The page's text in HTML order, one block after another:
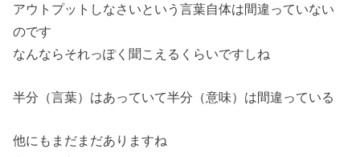
アウトプットしなさいという言葉自体は間違っていない
のです
なんならそれっぽく聞こえるくらいですしね
半分（言葉）はあっていて半分（意味）は間違っている
他にもまだまだありますね